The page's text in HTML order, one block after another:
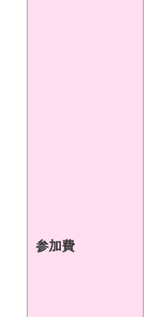
参加費